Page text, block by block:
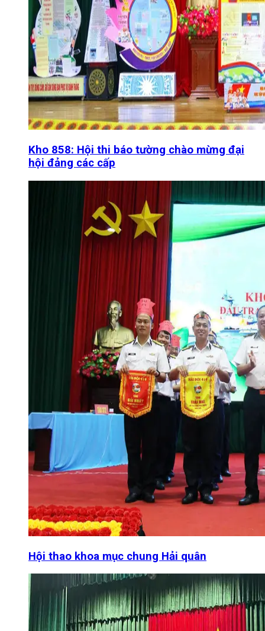
Kho 858: Hội thi báo tường chào mừng đại
hội đảng các cấp
Hội thao khoa mục chung Hải quân